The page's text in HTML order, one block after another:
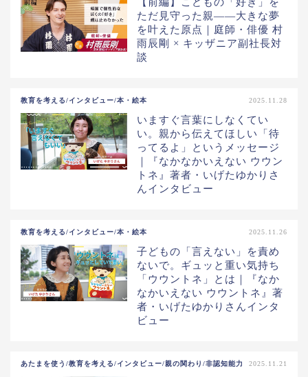
【前編】こどもの「好き」を
ただ見守った親——大きな夢
を叶えた原点｜庭師・俳優 村
雨辰剛 × キッザニア副社長対
談
教育を考える/インタビュー/本・絵本 2025.11.28
いますぐ言葉にしなくてい
い。親から伝えてほしい「待
ってるよ」というメッセージ
｜『なかなかいえない ウウン
トネ』著者・いげたゆかりさ
んインタビュー
教育を考える/インタビュー/本・絵本 2025.11.26
子どもの「言えない」を責め
ないで。ギュッと重い気持ち
「ウウントネ」とは｜『なか
なかいえない ウウントネ』著
者・いげたゆかりさんインタ
ビュー
あたまを使う/教育を考える/インタビュー/親の関わり/非認知能力 2025.11.21